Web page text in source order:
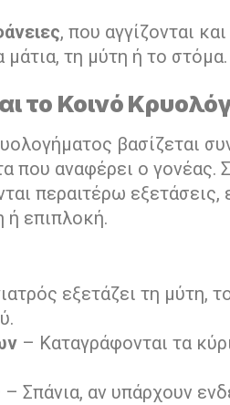
, που αγγίζονται
μάτια, τη μύτη ή το στόμα.
το Κοινό
βασίζεται
που αναφέρει ο γονέας.
περαιτέρω εξετάσεις,
ή επιπλοκή.
εξετάζει τη μύτη,
– Καταγράφονται τα
– Σπάνια, αν υπάρχουν